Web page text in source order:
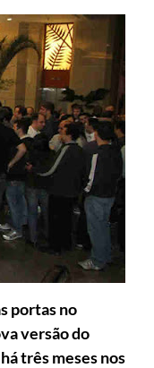
portas no
versão do
três meses nos